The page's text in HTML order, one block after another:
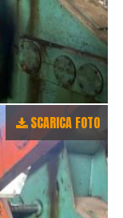
SCARICA FOTO